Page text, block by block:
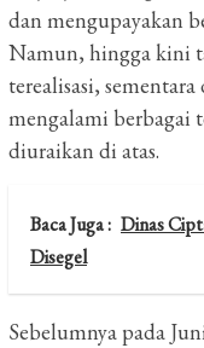
dan mengupayakan
Namun, hingga kini
terealisasi,
mengalami berbagai
diuraikan di atas.
Baca Juga : Dinas
Disegel
Sebelumnya pada